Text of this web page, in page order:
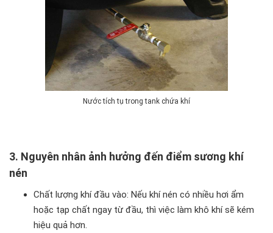
Nước tích tụ trong tank chứa khí
3. Nguyên nhân ảnh hưởng đến điểm sương khí
nén
Chất lượng khí đầu vào: Nếu khí nén có nhiều hơi ẩm
hoặc tạp chất ngay từ đầu, thì việc làm khô khí sẽ kém
hiệu quả hơn.